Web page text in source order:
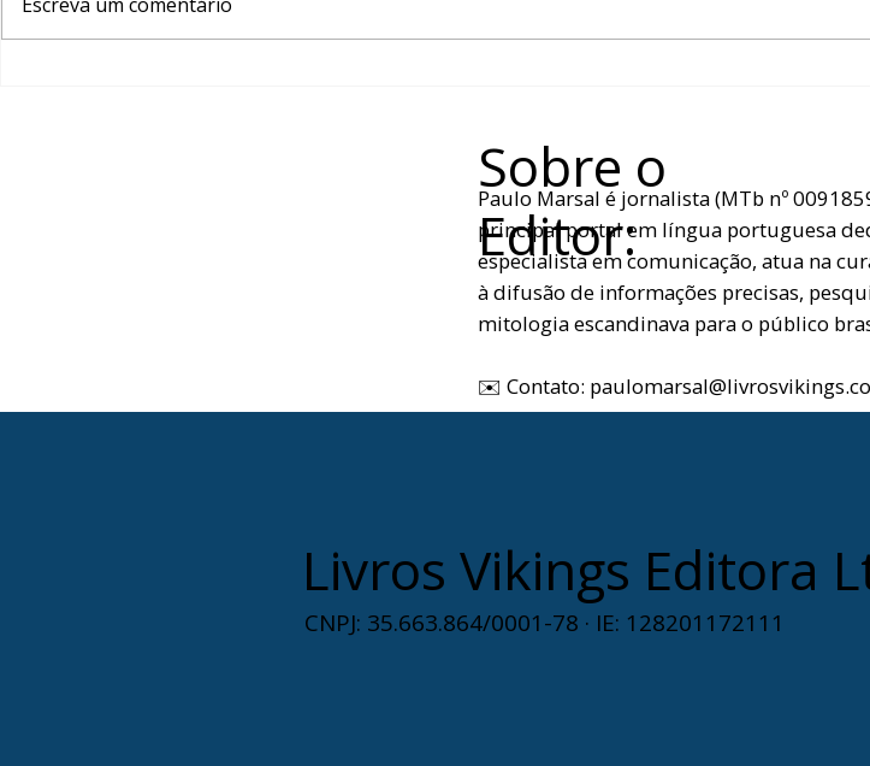
Sobre o
Editor:
Paulo Marsal é jornalista (MTb nº
principal portal em língua portuguesa
especialista em comunicação, atua na
à difusão de informações precisas,
mitologia escandinava para o público
✉️ Contato:
Livros Vikings Editora
CNPJ: 35.663.864/0001-78 · IE: 128201172111